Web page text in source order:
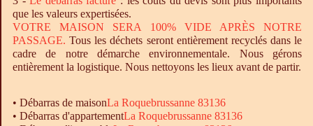
que les valeurs expertisées.
VOTRE MAISON SERA 100% VIDE APRÈS NOTRE
PASSAGE. Tous les déchets seront entièrement recyclés dans le
cadre de notre démarche environnementale. Nous gérons
entièrement la logistique. Nous nettoyons les lieux avant de partir.
• Débarras de maisonLa Roquebrussanne 83136
• Débarras d'appartementLa Roquebrussanne 83136